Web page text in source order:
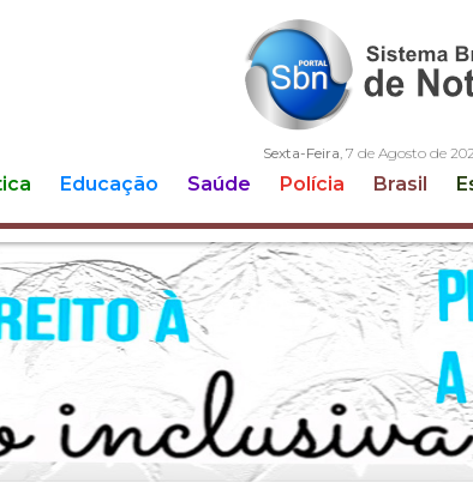
Sexta-Feira, 7 de Agosto de
Educação Saúde Polícia Brasil